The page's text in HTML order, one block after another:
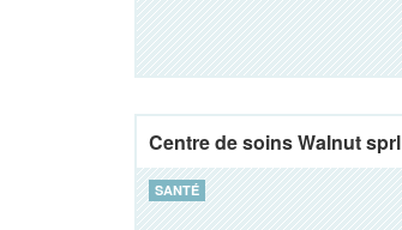
Centre de soins Walnut sprl
SANTÉ